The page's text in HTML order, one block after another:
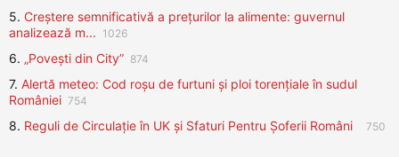
5. Creștere semnificativă a prețurilor la alimente: guvernul
analizează m... 1026
6. „Povești din City” 874
7. Alertă meteo: Cod roșu de furtuni și ploi torențiale în sudul
României 754
8. Reguli de Circulație în UK și Sfaturi Pentru Șoferii Români 750